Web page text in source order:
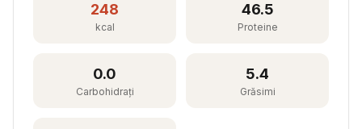
248
kcal
46.5
Proteine
0.0
Carbohidrați
5.4
Grăsimi